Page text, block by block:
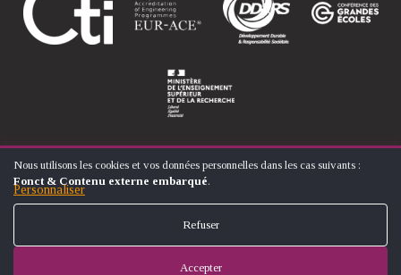
© ÉCOLE NATIONALE SUPÉRIEURE D'ARTS ET MÉTIERS
MENTIONS LÉGALES
UTILISATION
DES
DONNÉES
DES
Nous utilisons les cookies et vos données personnelles dans les cas suivants :
Fonct & Contenu externe embarqué.
Personnaliser
Refuser
Accepter